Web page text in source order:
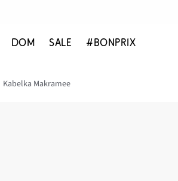
DOM SALE #BONPRIX
Kabelka Makramee